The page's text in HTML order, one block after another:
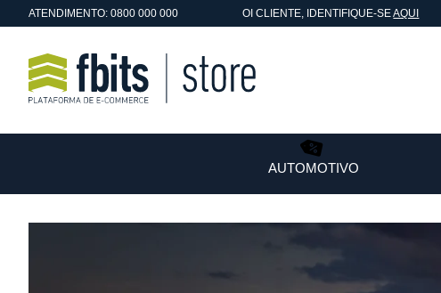
ATENDIMENTO: 0800 000 000 OICLIENTE, IDENTIFIQUE-SEAQUI
AUTOMOTIVO